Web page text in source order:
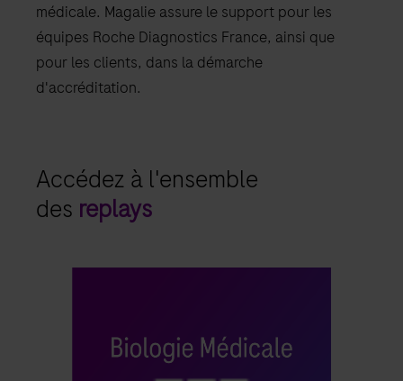
médicale. Magalie assure le support pour les
équipes Roche Diagnostics France, ainsi que
pour les clients, dans la démarche
d'accréditation.
Accédez à l'ensemble
des replays